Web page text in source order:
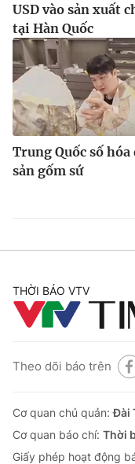
USD vào sản xuất
tại Hàn Quốc
Trung Quốc số hóa
sản gốm sứ
THỜI BÁO VTV
Theo dõi báo trên
Cơ quan chủ quản:Đài
Cơ quan báo chí: Thời
Giấy phép hoạt động